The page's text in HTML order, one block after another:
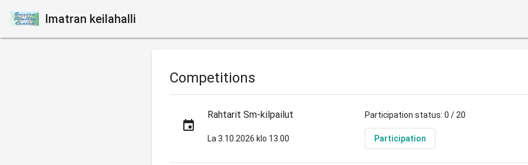
Imatran keilahalli
Competitions
event
Rahtarit Sm-kilpailut
La 3.10.2026 klo 13.00
Participation status: 0 / 20
Participation